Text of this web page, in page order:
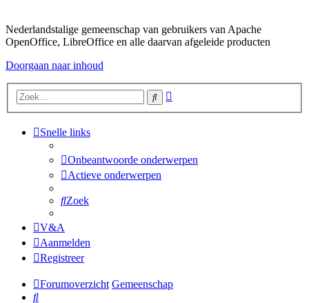
Nederlandstalige gemeenschap van gebruikers van Apache
OpenOffice, LibreOffice en alle daarvan afgeleide producten
Doorgaan naar inhoud
Zoek
Snelle links
Onbeantwoorde onderwerpen
Actieve onderwerpen
Zoek
V&A
Aanmelden
Registreer
Forumoverzicht Gemeenschap
Zoek